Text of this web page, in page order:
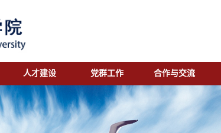
人才建设 党群工作 合作与交流